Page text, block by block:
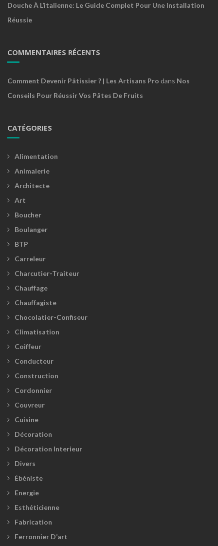
Douche À L’italienne: Le Guide Complet Pour Une Installation
Réussie
COMMENTAIRES RÉCENTS
Comment Devenir Pâtissier ? | Les Artisans Pro dans Nos
Conseils Pour Réussir Vos Pâtes De Fruits
CATÉGORIES
Alimentation
Animalerie
Architecte
Art
Boucher
Boulanger
BTP
Carreleur
Charcutier-Traiteur
Chauffage
Chauffagiste
Chocolatier-Confiseur
Climatisation
Coiffeur
Conducteur
Construction
Cordonnier
Couvreur
Cuisine
Décoration
Décoration Interieur
Divers
Ébéniste
Energie
Esthéticienne
Fabrication
Ferronnier D’art